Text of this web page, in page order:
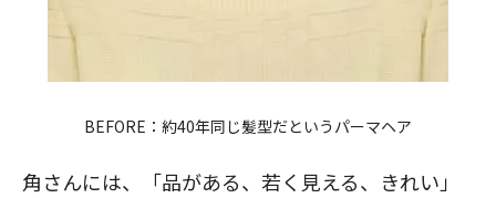
BEFORE：約40年同じ髪型だというパーマヘア
角さんには、「品がある、若く見える、きれい」